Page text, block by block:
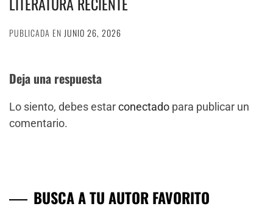
PUBLICADA EN JUNIO 26, 2026
Deja una respuesta
Lo siento, debes estarconectado para publicar un
comentario.
BUSCA A TU AUTOR FAVORITO